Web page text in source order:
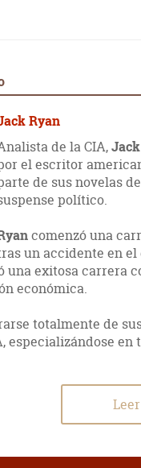
Ryan
de la CIA,
el escritor
de sus novelas
político.
comenzó una
un accidente en el
una exitosa carrera
económica.
totalmente de
especializándose